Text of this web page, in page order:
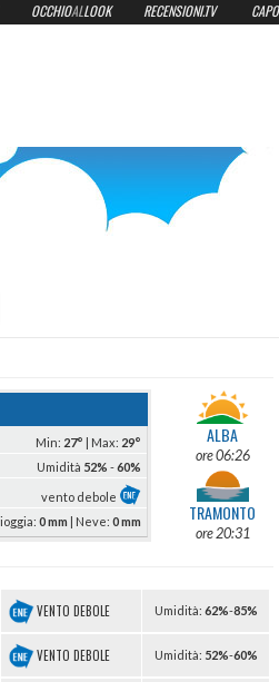
ilmeteo24ore.it
Min: 27° | Max: 29°
Umidità 52%-60%
vento debole
0 mm | Neve:0 mm
ALBA
ore 06:26
TRAMONTO
ore 20:31
VENTO DEBOLE Umidità: 62%-85%
VENTO DEBOLE Umidità: 52%-60%
OCCHIOALLOOK RECENSIONI.TV